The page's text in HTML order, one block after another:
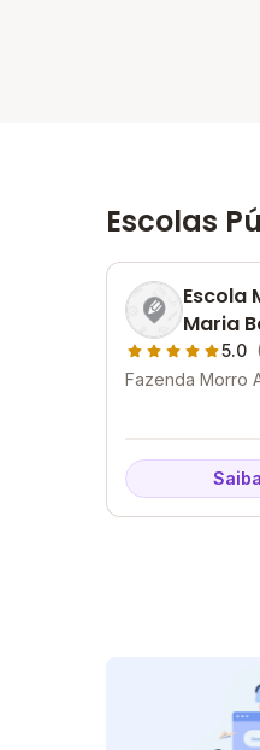
Escolas
Escola
Maria
Sucena
5.0
Fazenda Morro